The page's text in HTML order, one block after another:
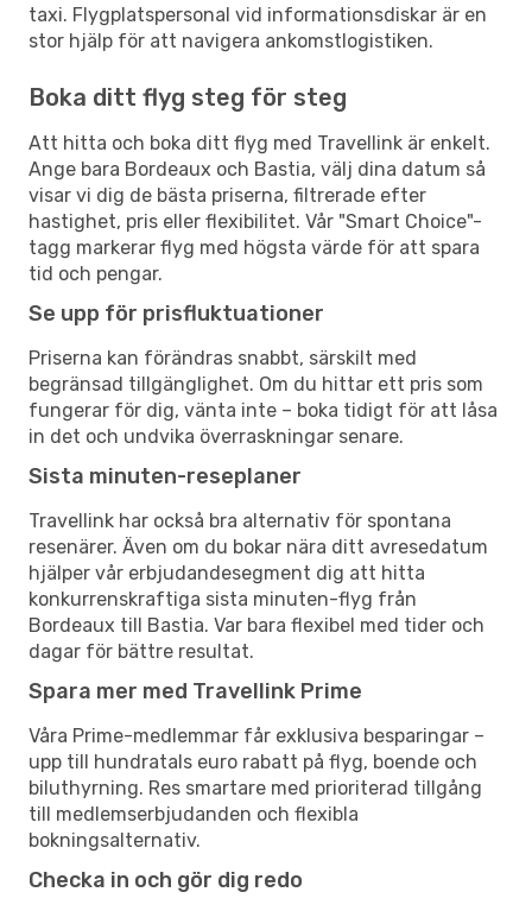
taxi. Flygplatspersonal vid informationsdiskar är en
stor hjälp för att navigera ankomstlogistiken.
Boka ditt flyg steg för steg
Att hitta och boka ditt flyg med Travellink är enkelt.
Ange bara Bordeaux och Bastia, välj dina datum så
visar vi dig de bästa priserna, filtrerade efter
hastighet, pris eller flexibilitet. Vår "Smart Choice"-
tagg markerar flyg med högsta värde för att spara
tid och pengar.
Se upp för prisfluktuationer
Priserna kan förändras snabbt, särskilt med
begränsad tillgänglighet. Om du hittar ett pris som
fungerar för dig, vänta inte – boka tidigt för att låsa
in det och undvika överraskningar senare.
Sista minuten-reseplaner
Travellink har också bra alternativ för spontana
resenärer. Även om du bokar nära ditt avresedatum
hjälper vår erbjudandesegment dig att hitta
konkurrenskraftiga sista minuten-flyg från
Bordeaux till Bastia. Var bara flexibel med tider och
dagar för bättre resultat.
Spara mer med Travellink Prime
Våra Prime-medlemmar får exklusiva besparingar –
upp till hundratals euro rabatt på flyg, boende och
biluthyrning. Res smartare med prioriterad tillgång
till medlemserbjudanden och flexibla
bokningsalternativ.
Checka in och gör dig redo